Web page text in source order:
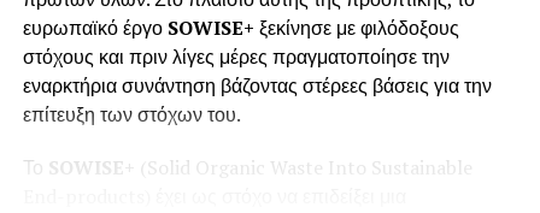
του Φίλιππου Β’. Ακόμη, οι δύο καλεσμένοι απόλαυσαν τη
φύση του όρους Βόρας, επισκέφτηκαν τα Λουτρά Πόζαρ
και ολοκλήρωσαν το ταξίδι τους με δείπνο και νυχτερινό
περίπατο στην παραλία της Θεσσαλονίκης.
«Για την Περιφέρεια Κεντρικής Μακεδονίας η
ευρωπαϊκό έργο SOWISE+ ξεκίνησε με φιλόδοξους
στόχους και πριν λίγες μέρες πραγματοποίησε την
εναρκτήρια συνάντηση βάζοντας στέρεες βάσεις για την
επίτευξη των στόχων του.
Το SOWISE + (Solid Organic Waste Into Sustainable